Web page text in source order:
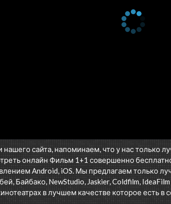
сайта, напоминаем, что у нас только
онлайн Фильм 1+1 совершенно
Android, iOS. Мы предлагаем только
Байбако, NewStudio, Jaskier, Coldfilm,
в лучшем качестве которое есть в